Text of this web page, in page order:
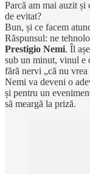
Parcă am mai auzit și
de evitat?
Bun, și ce facem
Răspunsul: ne
Prestigio Nemi. Îl
sub un minut, vinul e
fără nervi „că nu vrea
Nemi va deveni o
și pentru un
să meargă la priză.